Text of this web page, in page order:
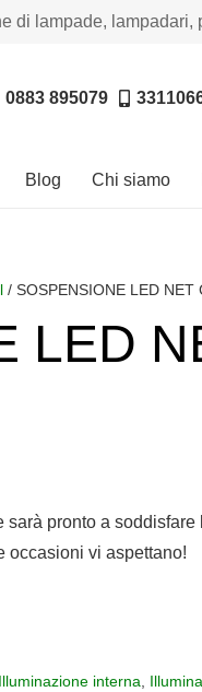
di lampade, lampadari,
0883 895079
Blog Chi siamo
/ SOSPENSIONE LED NET
LED
pronto a soddisfare
occasioni vi aspettano!
Illuminazione interna,